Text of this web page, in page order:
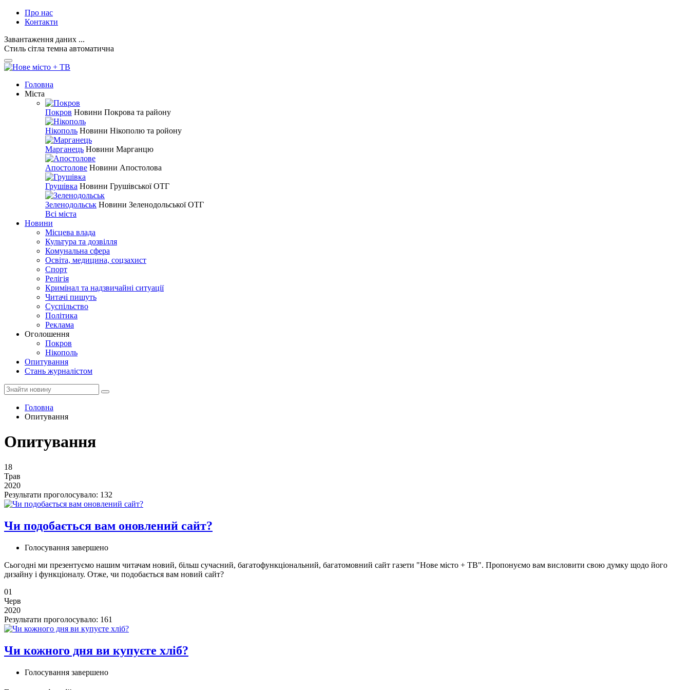
Про нас
Контакти
Завантаження даних ...
Стиль сітла темна автоматична
Головна
Міста
Покров Новини Покрова та району
Нікополь Новини Нікополю та ройону
Марганець Новини Марганцю
Апостолове Новини Апостолова
Грушівка Новини Грушівської ОТГ
Зеленодольськ Новини Зеленодольської ОТГ
Всі міста
Новини
Місцева влада
Культура та дозвілля
Комунальна сфера
Освіта, медицина, соцзахист
Спорт
Релігія
Кримінал та надзвичайні ситуації
Читачі пишуть
Суспільство
Політика
Реклама
Оголошення
Покров
Нікополь
Опитування
Стань журналістом
Головна
Опитування
Опитування
18
Трав
2020
Результати проголосувало: 132
Чи подобається вам оновлений сайт?
Голосування завершено
Сьогодні ми презентуємо нашим читачам новий, більш сучасний, багатофункціональний, багатомовний сайт газети "Нове місто + ТВ". Пропонуємо вам висловити свою думку щодо його
дизайну і функціоналу. Отже, чи подобається вам новий сайт?
01
Черв
2020
Результати проголосувало: 161
Чи кожного дня ви купуєте хліб?
Голосування завершено